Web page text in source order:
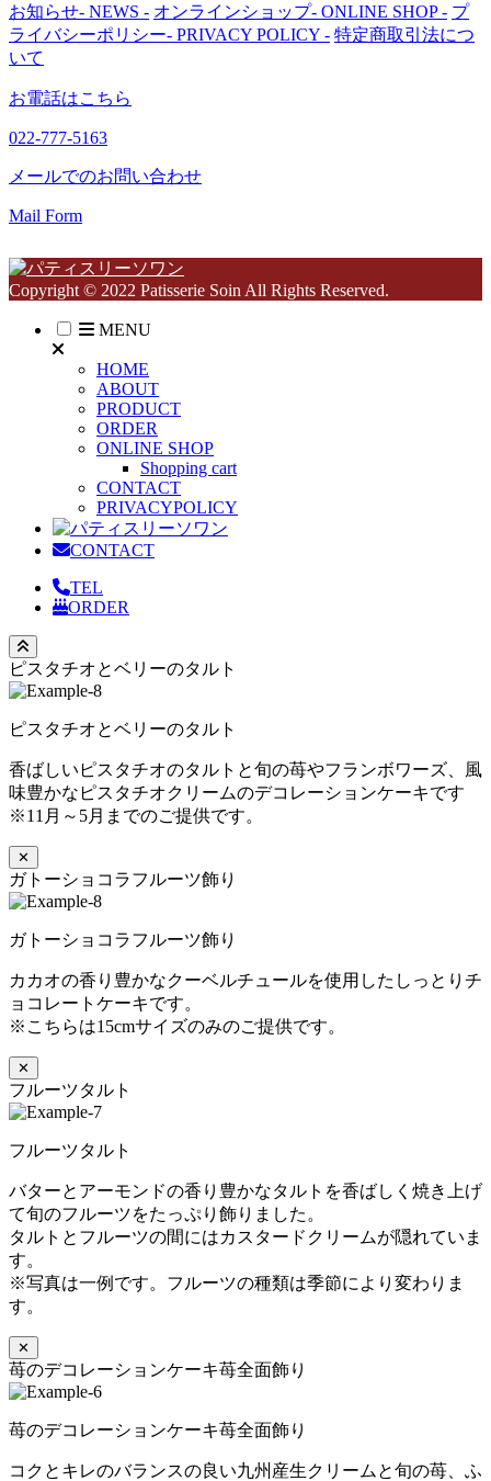
お知らせ- NEWS - オンラインショップ- ONLINE SHOP - プ
ライバシーポリシー- PRIVACY POLICY - 特定商取引法につ
いて
お電話はこちら
022-777-5163
メールでのお問い合わせ
Mail Form
Copyright © 2022 Patisserie Soin All Rights Reserved.
MENU
HOME
ABOUT
PRODUCT
ORDER
ONLINE SHOP
Shopping cart
CONTACT
PRIVACYPOLICY
CONTACT
TEL
ORDER
ピスタチオとベリーのタルト
ピスタチオとベリーのタルト
香ばしいピスタチオのタルトと旬の苺やフランボワーズ、風
味豊かなピスタチオクリームのデコレーションケーキです
※11月～5月までのご提供です。
✕
ガトーショコラフルーツ飾り
ガトーショコラフルーツ飾り
カカオの香り豊かなクーベルチュールを使用したしっとりチ
ョコレートケーキです。
※こちらは15cmサイズのみのご提供です。
✕
フルーツタルト
フルーツタルト
バターとアーモンドの香り豊かなタルトを香ばしく焼き上げ
て旬のフルーツをたっぷり飾りました。
タルトとフルーツの間にはカスタードクリームが隠れていま
す。
※写真は一例です。フルーツの種類は季節により変わりま
す。
✕
苺のデコレーションケーキ苺全面飾り
苺のデコレーションケーキ苺全面飾り
コクとキレのバランスの良い九州産生クリームと旬の苺、ふ